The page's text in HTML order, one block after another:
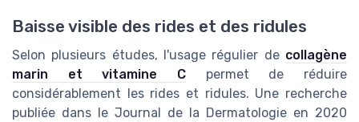
Baisse visible des rides et des ridules
Selon plusieurs études, l'usage régulier de collagène
marin et vitamine C permet de réduire
considérablement les rides et ridules. Une recherche
publiée dans le Journal de la Dermatologie en 2020